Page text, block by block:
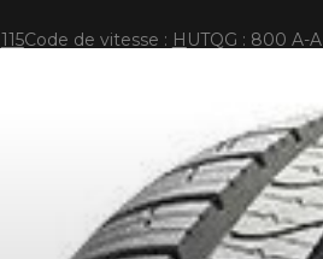
115Code de vitesse : H UTQG : 800 A-A